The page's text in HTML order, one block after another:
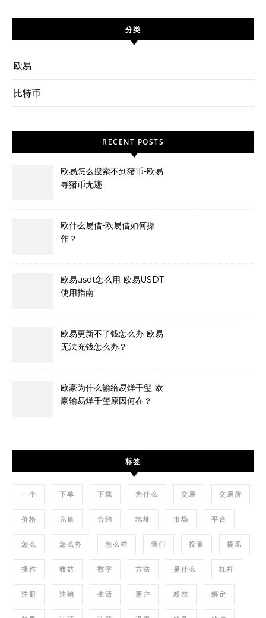
分类
欧易
比特币
RECENT POSTS
欧易怎么搜索不到猪币-欧易
寻猪币无迹
欧什么易借-欧易借如何操
作？
欧易usdt怎么用-欧易USDT
使用指南
欧易更新不了钱怎么办-欧易
无法充钱怎么办？
欧豪为什么输给易烊千玺-欧
豪输易烊千玺原因何在？
标签
一个 下单 下载 为什么 交易 交易所
价格 充值 合约 地址 市场 平台
怎么 怎么办 怎么样 我们 投资 提现
操作 收益 数字 方法 是什么 杠杆
注册 注销 生活 用户 粉丝 绑定